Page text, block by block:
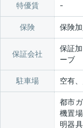
特優賃
保険 保険
保証会社
保証
ーブ
駐車場 空有
都市
機置
明器